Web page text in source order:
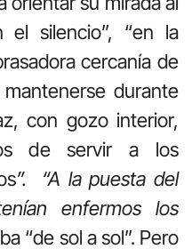
el silencio”, “en la
cercanía de
durante
con gozo interior,
de servir a los
”. “A la puesta del
enfermos los
“de sol a sol”. Pero